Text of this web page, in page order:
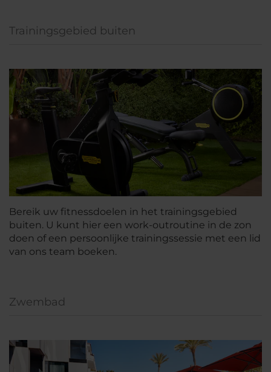
Trainingsgebied buiten
Bereik uw fitnessdoelen in het trainingsgebied
buiten. U kunt hier een work-outroutine in de zon
doen of een persoonlijke trainingssessie met een lid
van ons team boeken.
Zwembad